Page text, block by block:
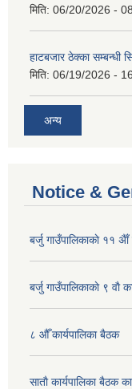
मिति: 06/20/2026 -
हाटबजार ठेक्का सम्बन्धी
मिति: 06/19/2026 -
अन्य
Notice &
बर्जु गाउँपालिकाकाे ११
बर्जु गाउँपालिकाकाे ९ वाै‌
८ औँ कार्यपालिका बैठक
साताै‌ कार्यपालिका बैठक